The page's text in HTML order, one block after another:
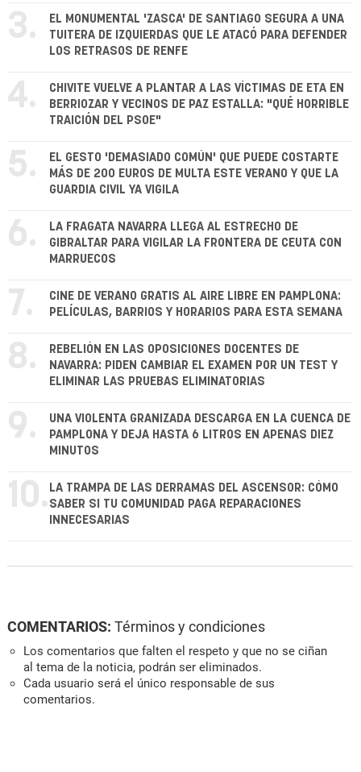
3.
EL MONUMENTAL 'ZASCA' DE SANTIAGO SEGURA A UNA
TUITERA DE IZQUIERDAS QUE LE ATACÓ PARA DEFENDER
LOS RETRASOS DE RENFE
4.
CHIVITE VUELVE A PLANTAR A LAS VÍCTIMAS DE ETA EN
BERRIOZAR Y VECINOS DE PAZ ESTALLA: "QUÉ HORRIBLE
TRAICIÓN DEL PSOE"
5.
EL GESTO 'DEMASIADO COMÚN' QUE PUEDE COSTARTE
MÁS DE 200 EUROS DE MULTA ESTE VERANO Y QUE LA
GUARDIA CIVIL YA VIGILA
6.
LA FRAGATA NAVARRA LLEGA AL ESTRECHO DE
GIBRALTAR PARA VIGILAR LA FRONTERA DE CEUTA CON
MARRUECOS
7.
CINE DE VERANO GRATIS AL AIRE LIBRE EN PAMPLONA:
PELÍCULAS, BARRIOS Y HORARIOS PARA ESTA SEMANA
8.
REBELIÓN EN LAS OPOSICIONES DOCENTES DE
NAVARRA: PIDEN CAMBIAR EL EXAMEN POR UN TEST Y
ELIMINAR LAS PRUEBAS ELIMINATORIAS
9.
UNA VIOLENTA GRANIZADA DESCARGA EN LA CUENCA DE
PAMPLONA Y DEJA HASTA 6 LITROS EN APENAS DIEZ
MINUTOS
10. LA TRAMPA DE LAS DERRAMAS DEL ASCENSOR: CÓMO
SABER SI TU COMUNIDAD PAGA REPARACIONES
INNECESARIAS
COMENTARIOS: Términos y condiciones
Los comentarios que falten el respeto y que no se ciñan
al tema de la noticia, podrán ser eliminados.
Cada usuario será el único responsable de sus
comentarios.